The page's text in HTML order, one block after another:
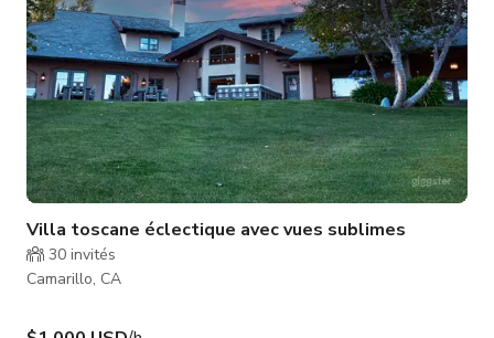
Villa toscane éclectique avec vues sublimes
30 invités
Camarillo, CA